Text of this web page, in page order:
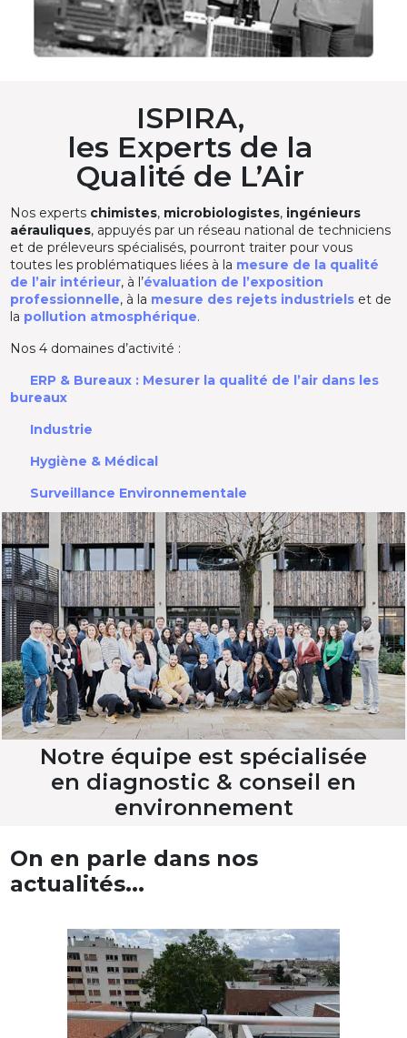
ISPIRA,
les Experts de la
Qualité de L’Air
Nos experts chimistes, microbiologistes, ingénieurs
aérauliques, appuyés par un réseau national de techniciens
et de préleveurs spécialisés, pourront traiter pour vous
toutes les problématiques liées à la mesure de la qualité
de l’air intérieur, à l’évaluation de l’exposition
professionnelle, à la mesure des rejets industriels et de
la pollution atmosphérique.
Nos 4 domaines d’activité :
ERP & Bureaux : Mesurer la qualité de l’air dans les
bureaux
Industrie
Hygiène & Médical
Surveillance Environnementale
Notre équipe est spécialisée
en diagnostic & conseil en
environnement
On en parle dans nos
actualités...